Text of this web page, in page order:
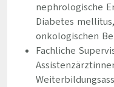
nephrologische
Diabetes
onkologischen
Fachliche